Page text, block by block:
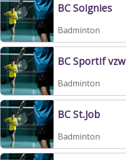
BC Soignies
Badminton
BC Sportif vzw
Badminton
BC St.Job
Badminton